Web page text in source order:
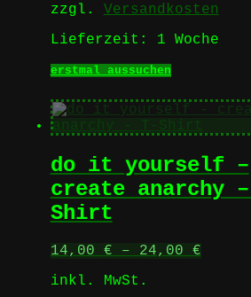
werden
zzgl. Versandkosten
Lieferzeit: 1 Woche
erstmal aussuchenDieses
weist
mehrere
Varianten
Die
Optionen
können
gewählt
do it yourself –
create anarchy
Shirt
14,00 € – 24,00 €
inkl. MwSt.